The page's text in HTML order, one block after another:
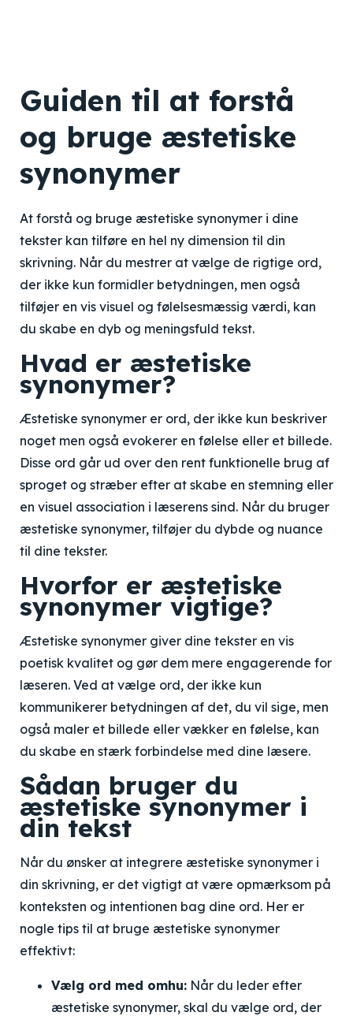
Guiden til at forstå
og bruge æstetiske
synonymer
At forstå og bruge æstetiske synonymer i dine
tekster kan tilføre en hel ny dimension til din
skrivning. Når du mestrer at vælge de rigtige ord,
der ikke kun formidler betydningen, men også
tilføjer en vis visuel og følelsesmæssig værdi, kan
du skabe en dyb og meningsfuld tekst.
Hvad er æstetiske
synonymer?
Æstetiske synonymer er ord, der ikke kun beskriver
noget men også evokerer en følelse eller et billede.
Disse ord går ud over den rent funktionelle brug af
sproget og stræber efter at skabe en stemning eller
en visuel association i læserens sind. Når du bruger
æstetiske synonymer, tilføjer du dybde og nuance
til dine tekster.
Hvorfor er æstetiske
synonymer vigtige?
Æstetiske synonymer giver dine tekster en vis
poetisk kvalitet og gør dem mere engagerende for
læseren. Ved at vælge ord, der ikke kun
kommunikerer betydningen af det, du vil sige, men
også maler et billede eller vækker en følelse, kan
du skabe en stærk forbindelse med dine læsere.
Sådan bruger du
æstetiske synonymer i
din tekst
Når du ønsker at integrere æstetiske synonymer i
din skrivning, er det vigtigt at være opmærksom på
konteksten og intentionen bag dine ord. Her er
nogle tips til at bruge æstetiske synonymer
effektivt:
Vælg ord med omhu: Når du leder efter
æstetiske synonymer, skal du vælge ord, der